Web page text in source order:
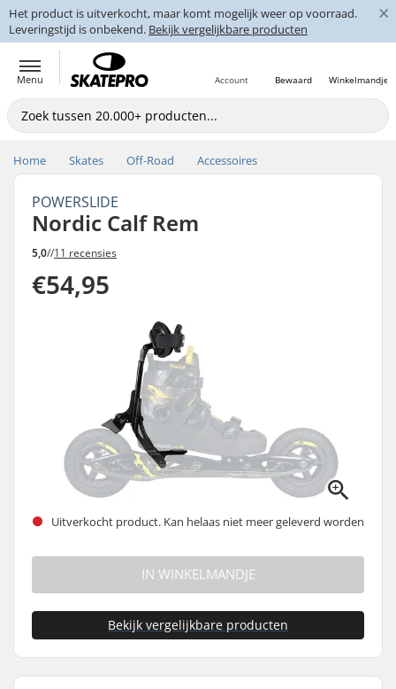
Het product is uitverkocht, maar komt mogelijk weer op voorraad.
Leveringstijd is onbekend. Bekijk vergelijkbare producten
×
Menu Winkelmandje
Bewaard
Account
Home Skates Off-Road Accessoires
POWERSLIDE
Nordic Calf Rem
5,0//11 recensies
€54,95
Uitverkocht product. Kan helaas niet meer geleverd worden
IN WINKELMANDJE
Bekijk vergelijkbare producten